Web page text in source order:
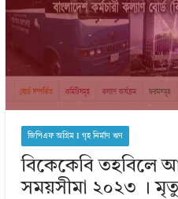
জিপিএফ অগ্রিম I গৃহ নির্মাণ ঋণ
বিকেকেবি তহবিলে
সময়সীমা ২০২৩ ।